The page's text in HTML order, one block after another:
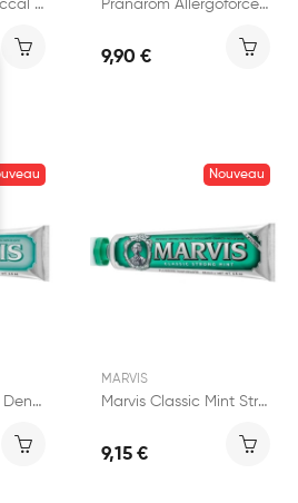
Pranarôm Gel Buccal Hygiène Bucco-Dentaire 15ml Pranarôm Allergoforce Spray Nasal 15ml
9,90 €
Marvis Anise Mint Dentifrice 85ml
Nouveau
MARVIS
Marvis Classic Mint Strong Dentifrice 85ml
9,15 €